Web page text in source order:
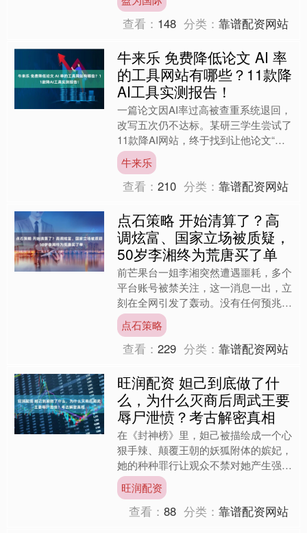
雪 打卡特色....
查看： 148 分类：靠谱配资网站
牛来乐 免费降低论文 AI 率
的工具网站有哪些？11款降
AI工具实测报告！
一篇论文因AI率过高被查重系统退回，
改写五次仍不达标。某研三学生尝试了
11款降AI网站，终于找到让他论文“重
获新生”的神器。 临近毕业季，学术圈
内AI检测风暴愈....
牛来乐
查看：210 分类：靠谱配资网站
点石策略 开始清算了？高
调炫富、国家立场被质疑，
50岁李湘终为荒唐买了单
前芒果台一姐李湘突然遭遇噩耗，多个
平台账号被禁关注，这一消息一出，立
刻在全网引发了轰动。没有任何预兆，
曾经频繁更新富婆生活的账号，一夜之
间陷入沉寂，平台提示称她....
点石策略
查看：229 分类：靠谱配资网站
旺润配资 妲己到底做了什
么，为什么灭商后周武王要
辱尸泄愤？考古解密真相
在《封神榜》里，妲己被描绘成一个心
狠手辣、颠覆王朝的妖狐附体的嫔妃，
她的种种罪行让观众不禁对她产生强烈
的厌恶。比如她亲手刺杀了比干、设计
陷害了伯邑考，种种恶行无....
旺润配资
查看：88 分类：靠谱配资网站